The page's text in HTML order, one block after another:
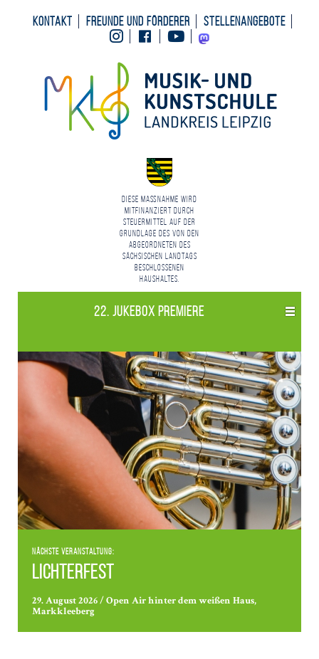
Kontakt Freunde und Förderer
Stellenangebote
InstagramFacebookYoutubeMastodon
Diese Maßnahme wird
mitfinanziert durch
Steuermittel auf der
Grundlage des von den
Abgeordneten des
Sächsischen Landtags
beschlossenen
Haushaltes.
22. Jukebox Premiere
Nächste Veranstaltung:
Lichterfest
29. August 2026 / Open Air hinter dem weißen Haus,
Markkleeberg